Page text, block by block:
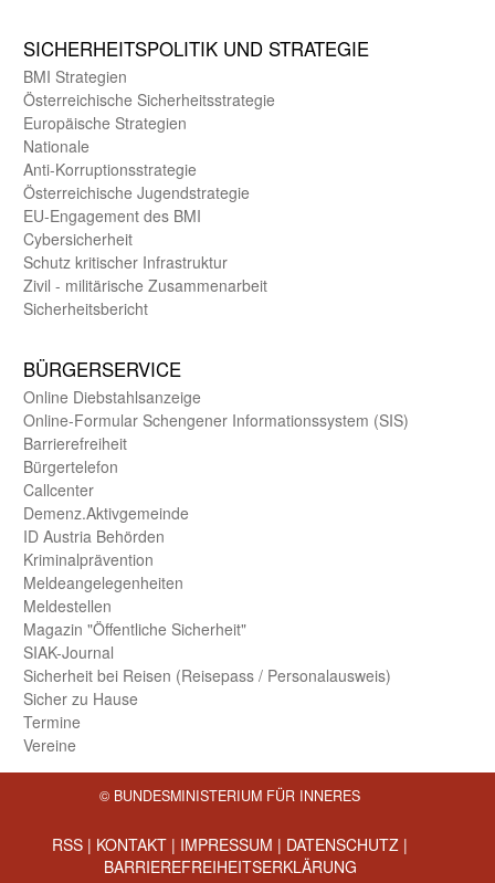
SICHER­HEITS­POLITIK UND STRATEGIE
BMI Strategien
Öster­reichische Sicherheits­strategie
Europäische Strategien
Nationale
Anti-Korruptions­strategie
Öster­reichische Jugend­strategie
EU-Engagement des BMI
Cybersicherheit
Schutz kritischer Infra­struktur
Zivil - militärische Zusammen­arbeit
Sicherheits­bericht
BÜRGER­SERVICE
Online Diebstahls­anzeige
Online-Formular Schengener Informationssystem (SIS)
Barriere­freiheit
Bürger­telefon
Call­center
Demenz.Aktiv­gemeinde
ID Austria Behörden
Kriminal­prävention
Melde­an­ge­le­gen­heiten
Meld­estellen
Magazin "Öffentliche Sicherheit"
SIAK-Journal
Sicherheit bei Reisen (Reise­pass / Personal­ausweis)
Sicher zu Hause
Termine
Vereine
© BUNDESMINISTERIUM FÜR INNERES
RSS | KONTAKT | IMPRESSUM | DATENSCHUTZ |
BARRIEREFREIHEITSERKLÄRUNG